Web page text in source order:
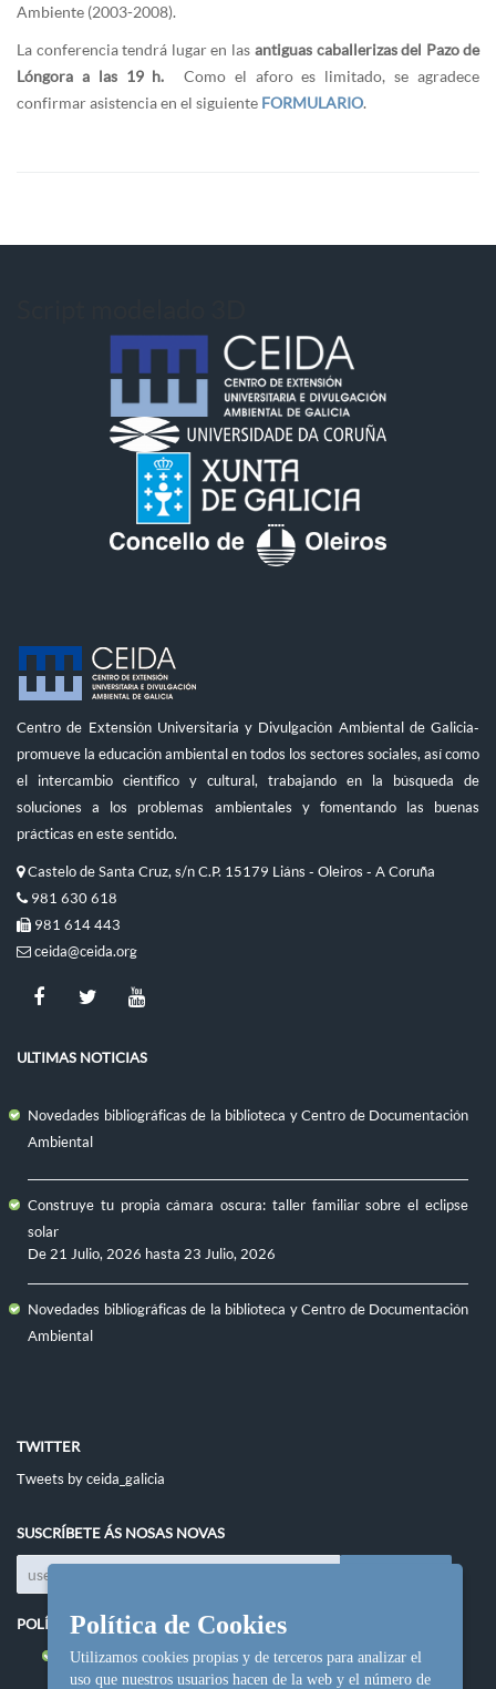
Ambiente (2003-2008).
La conferencia tendrá lugar en las antiguas caballerizas del Pazo de
Lóngora a las 19 h.
Como el aforo es limitado, se agradece
confirmar asistencia en el siguiente FORMULARIO.
Centro de Extensión Universitaria y Divulgación Ambiental de Galicia-
promueve la educación ambiental en todos los sectores sociales, así como
el intercambio científico y cultural, trabajando en la búsqueda de
soluciones a los problemas ambientales y fomentando las buenas
prácticas en este sentido.
Castelo de Santa Cruz, s/n C.P. 15179 Liáns - Oleiros - A Coruña
981 630 618
981 614 443
ceida@ceida.org
ULTIMAS NOTICIAS
Novedades bibliográficas de la biblioteca y Centro de Documentación
Ambiental
Construye tu propia cámara oscura: taller familiar sobre el eclipse
solar
De 21 Julio, 2026 hasta 23 Julio, 2026
Novedades bibliográficas de la biblioteca y Centro de Documentación
Ambiental
TWITTER
Tweets by ceida_galicia
SUSCRÍBETE ÁS NOSAS NOVAS
POLÍTICAS DO SITIO
Política de cookies
Política de Cookies
Utilizamos cookies propias y de terceros para analizar el
uso que nuestros usuarios hacen de la web y el número de